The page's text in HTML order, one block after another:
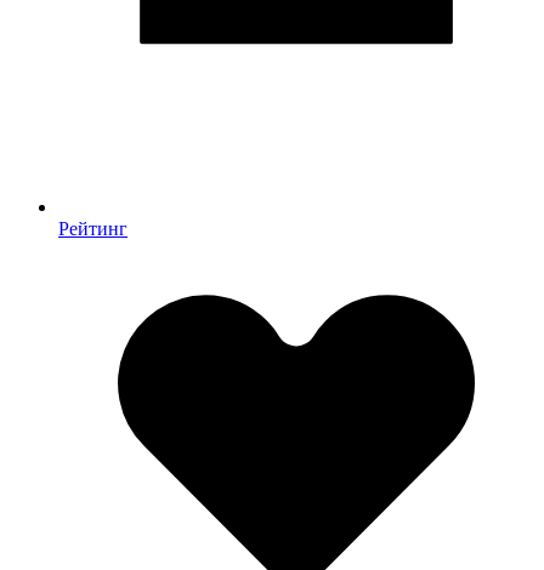
Рейтинг